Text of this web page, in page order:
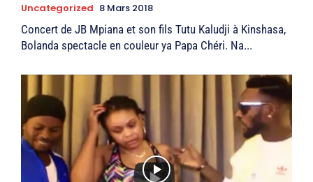
Uncategorized 8 Mars 2018
Concert de JB Mpiana et son fils Tutu Kaludji à Kinshasa,
Bolanda spectacle en couleur ya Papa Chéri. Na...